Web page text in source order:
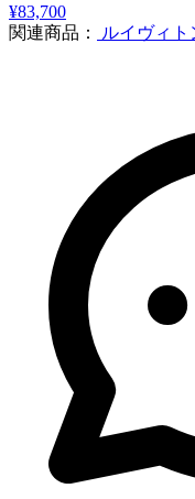
リーケース モノグラム
¥83,700
関連商品：
ルイヴィ